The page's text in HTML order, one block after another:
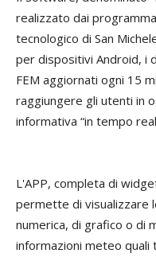
realizzato dai
tecnologico di San
per dispositivi Android, i
FEM aggiornati ogni 15
raggiungere gli utenti in
informativa “in tempo
L'APP, completa di
permette di visualizzare
numerica, di grafico o di
informazioni meteo quali